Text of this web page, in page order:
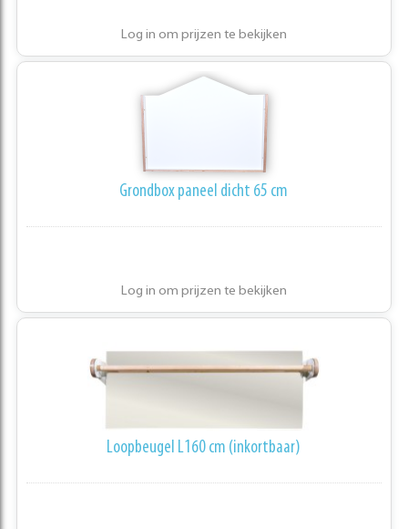
Log in om prijzen te bekijken
Grondbox paneel dicht 65 cm
Log in om prijzen te bekijken
Loopbeugel L160 cm (inkortbaar)